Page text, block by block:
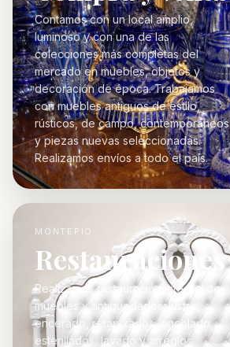
Contamos con un local amplio,
luminoso y con una de las
colecciones más completas del
mercado en muebles, objetos y
decoración de época. Trabajamos
con muebles antiguos de estilo,
rústicos, de campo, contemporáneos
y piezas nuevas seleccionadas.
Realizamos envíos a todo el país.
MONTEPIO
Restauraciones
Realizamos restauración integral de
muebles y antigüedades: lustre,
encerado, retapizados, encolado,
esterillados, lavado y arreglos